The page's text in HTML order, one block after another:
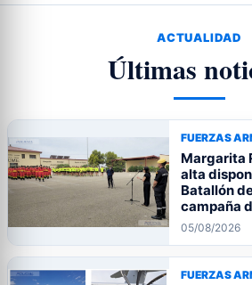
ACTUALIDAD
Últimas
FUERZAS
Margarita
alta
Batallón
campaña
05/08/2026
FUERZAS